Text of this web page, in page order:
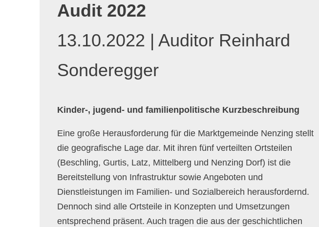
Audit 2022
13.10.2022 | Auditor Reinhard
Sonderegger
Kinder-, jugend- und familienpolitische Kurzbeschreibung
Eine große Herausforderung für die Marktgemeinde Nenzing stellt
die geografische Lage dar. Mit ihren fünf verteilten Ortsteilen
(Beschling, Gurtis, Latz, Mittelberg und Nenzing Dorf) ist die
Bereitstellung von Infrastruktur sowie Angeboten und
Dienstleistungen im Familien- und Sozialbereich herausfordernd.
Dennoch sind alle Ortsteile in Konzepten und Umsetzungen
entsprechend präsent. Auch tragen die aus der geschichtlichen